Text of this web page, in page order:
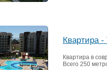
Квартира
Квартира в
Всего 250